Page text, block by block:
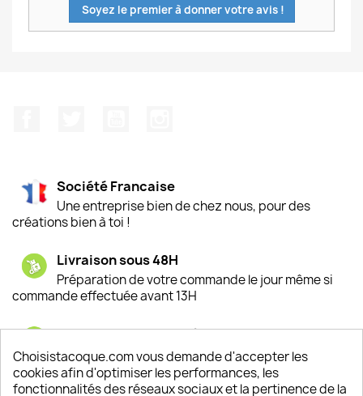
Soyez le premier à donner votre avis !
Société Francaise
Une entreprise bien de chez nous, pour des
créations bien à toi !
Livraison sous 48H
Préparation de votre commande le jour même si
commande effectuée avant 13H
Satisfaction de nos clients
Depuis 2009, entre 92% et 94% de nos clients
sont satisfaits de nos produits
Choisistacoque.com vous demande d'accepter les
cookies afin d'optimiser les performances, les
fonctionnalités des réseaux sociaux et la pertinence de la